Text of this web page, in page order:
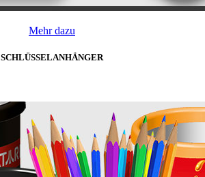
Mehr dazu
SCHLÜSSELANHÄNGER